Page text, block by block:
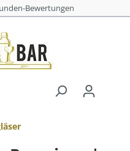
4,9 bei 1000+ Kunden-